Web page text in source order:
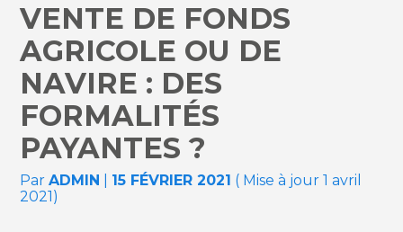
VENTE DE FONDS
AGRICOLE OU DE
NAVIRE : DES
FORMALITÉS
PAYANTES ?
ParADMIN 15 FÉVRIER 2021 ( Mise à jour 1 avril
2021)